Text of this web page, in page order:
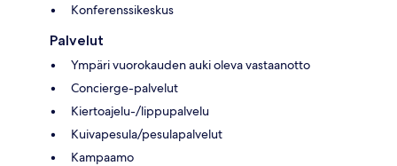
Konferenssikeskus
Palvelut
Ympäri vuorokauden auki oleva vastaanotto
Concierge-palvelut
Kiertoajelu-/lippupalvelu
Kuivapesula/pesulapalvelut
Kampaamo